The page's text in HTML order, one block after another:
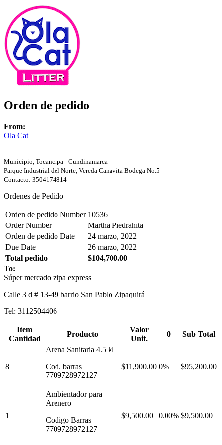
Orden de pedido
From:
Ola Cat
Municipio, Tocancipa - Cundinamarca
Parque Industrial del Norte, Vereda Canavita Bodega No.5
Contacto: 3504174814
Ordenes de Pedido
Orden de pedido Number 10536
Order Number
Martha Piedrahita
Orden de pedido Date
24 marzo, 2022
Due Date
26 marzo, 2022
Total pedido
$104,700.00
To:
Súper mercado zipa express
Calle 3 d # 13-49 barrio San Pablo Zipaquirá
Tel: 3112504406
Item
Cantidad
Producto
Valor
Unit.
0 Sub Total
8
Arena Sanitaria 4.5 kl
Cod. barras
7709728972127
$11,900.00 0% $95,200.00
1
Ambientador para
Arenero
Codigo Barras
7709728972127
$9,500.00 0.00% $9,500.00